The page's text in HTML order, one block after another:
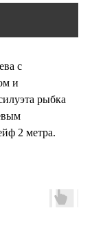
с
и
рыбка
2 метра.